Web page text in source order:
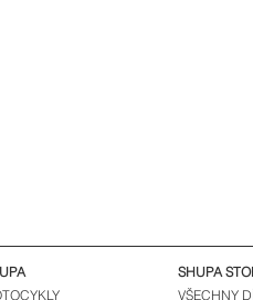
SHUPA
VŠECHNY